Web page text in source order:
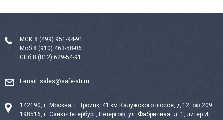
МСК:8 (499) 951-94-91
Моб:8 (910) 463-58-06
СПб:8 (812) 629-54-91
E-mail: sales@safe-str.ru
142190, г. Москва, г. Троицк, 41 км Калужского шоссе, д.12, оф.209
198516, г. Санкт-Петербург, Петергоф, ул. Фабричная, д. 1, литер И,